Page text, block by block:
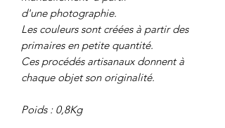
d'une photographie.
Les couleurs sont créées à partir des
primaires en petite quantité.
Ces procédés artisanaux donnent à
chaque objet son originalité.
Poids : 0,8Kg